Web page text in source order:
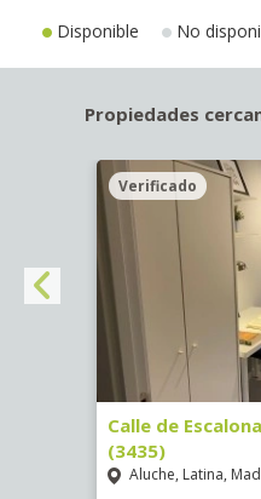
Disponible No
Propiedades
Verificado
Calle de
(3435)
Aluche, Latina,